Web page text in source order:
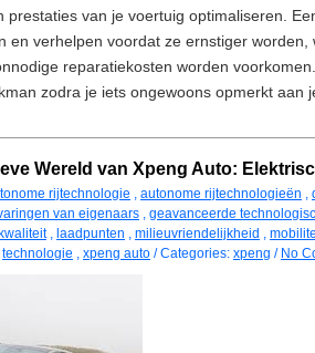
prestaties van je voertuig optimaliseren.
en verhelpen voordat ze ernstiger
reparatiekosten worden
zodra je iets ongewoons opmerkt aan
Wereld van Xpeng Auto:
rijtechnologie , autonome rijtechnologieën ,
van eigenaars , geavanceerde
kwaliteit, laadpunten , milieuvriendelijkheid ,
technologie , xpeng auto / Categories: xpeng / No